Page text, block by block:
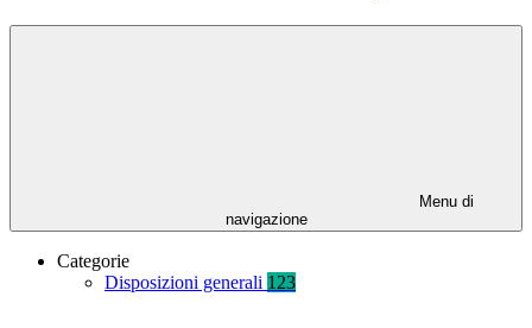
Menu di
navigazione
Categorie
Disposizioni generali 123